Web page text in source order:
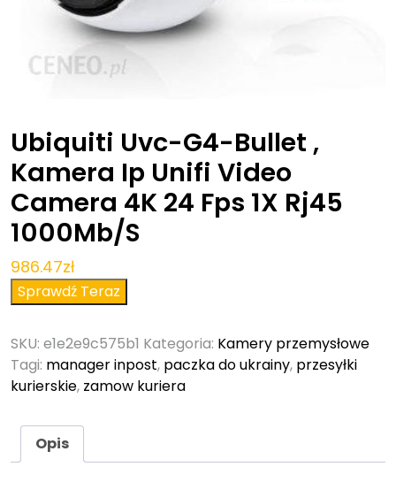
Ubiquiti Uvc-G4-Bullet ,
Kamera Ip Unifi Video
Camera 4K 24 Fps 1X Rj45
1000Mb/S
986.47zł
Sprawdź Teraz
SKU: e1e2e9c575b1 Kategoria: Kamery przemysłowe
Tagi: manager inpost, paczka do ukrainy, przesyłki
kurierskie, zamow kuriera
Opis